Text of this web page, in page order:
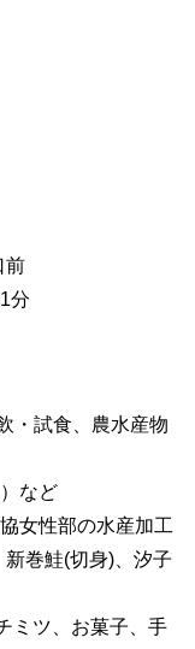
前
分
・試食、農水産物
など
女性部の水産加工
巻鮭(切身)、汐子
ミツ、お菓子、手